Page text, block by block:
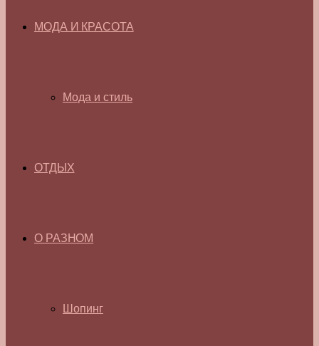
МОДА И КРАСОТА
Мода и стиль
ОТДЫХ
О РАЗНОМ
Шопинг